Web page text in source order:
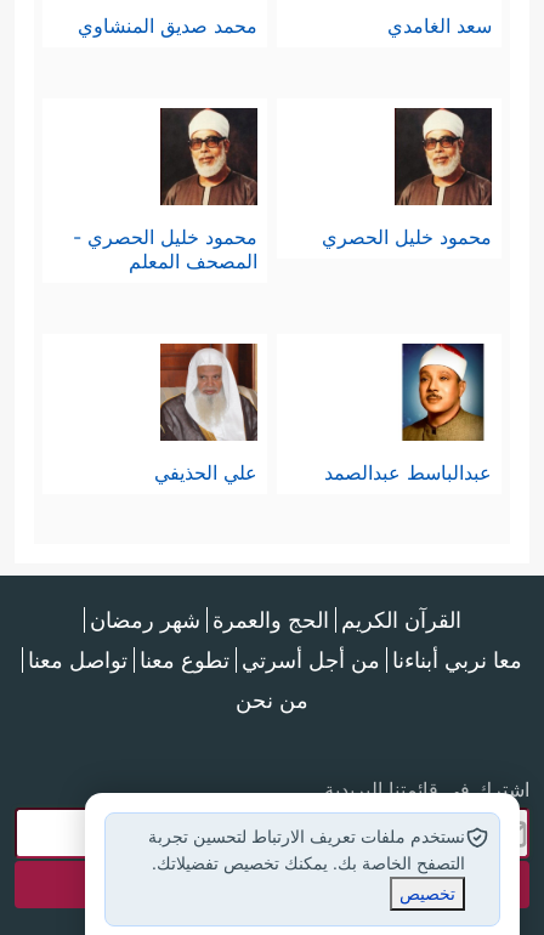
سعد الغامدي محمد صديق المنشاوي
محمود خليل الحصري
محمود خليل الحصري -
المصحف المعلم
عبدالباسط عبدالصمد علي الحذيفي
القرآن الكريم الحج والعمرة شهر رمضان
معا نربي أبناءنا من أجل أسرتي تطوع معنا تواصل معنا
من نحن
اشترك في قائمتنا البريدية
نستخدم ملفات تعريف الارتباط لتحسين تجربة
التصفح الخاصة بك. يمكنك تخصيص تفضيلاتك.
تخصيص